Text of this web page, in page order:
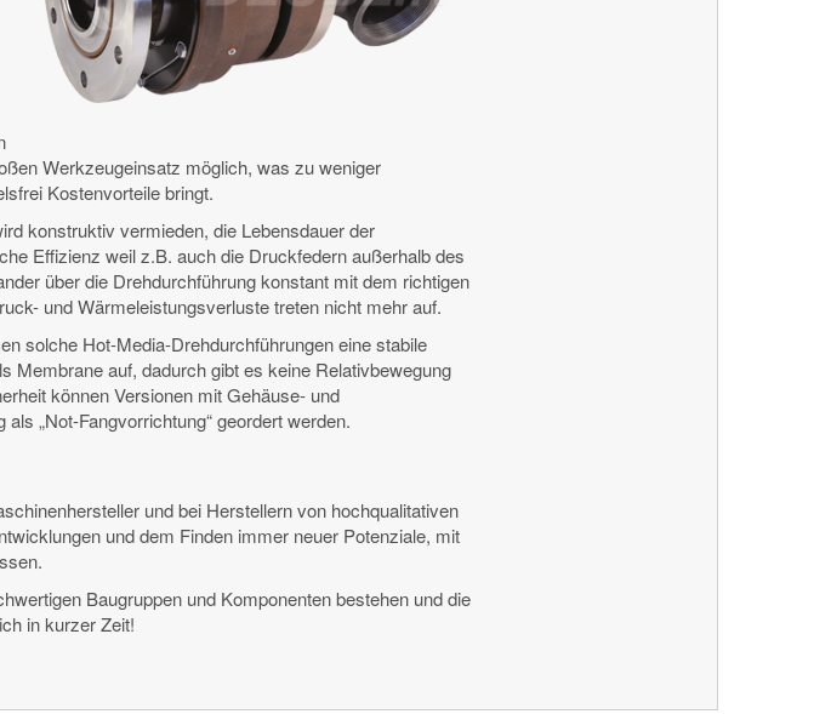
Werkzeugeinsatz möglich, was zu weniger
Kostenvorteile bringt.
konstruktiv vermieden, die Lebensdauer der
Effizienz weil z.B. auch die Druckfedern außerhalb des
über die Drehdurchführung konstant mit dem richtigen
und Wärmeleistungsverluste treten nicht mehr auf.
solche Hot-Media-Drehdurchführungen eine stabile
Membrane auf, dadurch gibt es keine Relativbewegung
können Versionen mit Gehäuse- und
„Not-Fangvorrichtung“ geordert werden.
und bei Herstellern von hochqualitativen
und dem Finden immer neuer Potenziale, mit
Baugruppen und Komponenten bestehen und die
in kurzer Zeit!